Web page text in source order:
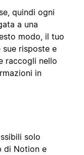
quindi ogni
a una
modo, il tuo
risposte e
raccogli nello
in
solo
di Notion e